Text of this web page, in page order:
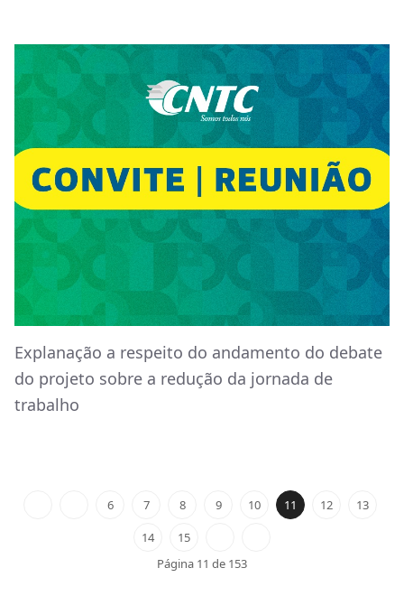
Explanação a respeito do andamento do debate
do projeto sobre a redução da jornada de
trabalho
6 7 8 9 10 11 12
13
14
15
Página 11 de 153